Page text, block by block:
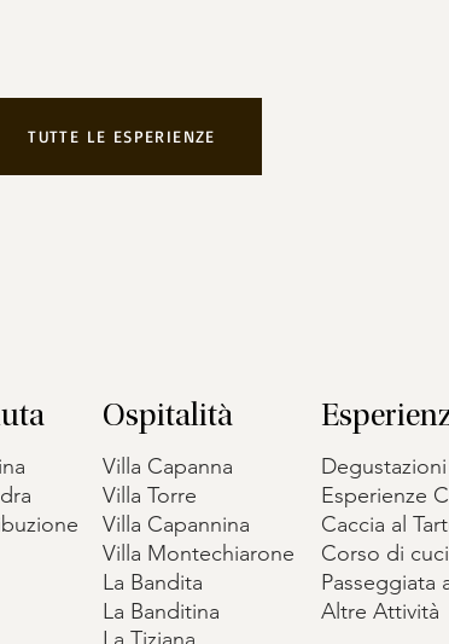
TUTTE LE ESPERIENZE
Ospitalità
Villa Capanna
Villa Torre
Villa Capannina
Villa Montechiarone
La Bandita
La Banditina
Degustazioni
Esperienze
Caccia al
Corso di
Passeggiata
Altre Attività